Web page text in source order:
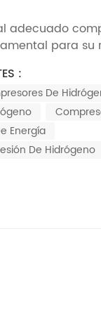
adecuado
para su
de
de
Global de...
:
De
Energía
De Hidrógeno